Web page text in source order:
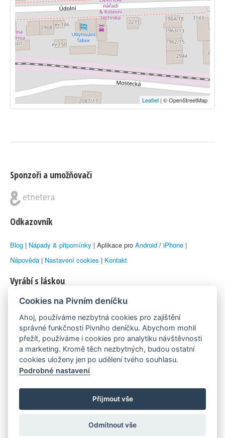
Leaflet | © OpenStreetMap
Sponzoři a umožňovači
Odkazovník
Blog | Nápady & připomínky | Aplikace pro Android / iPhone |
Nápověda | Nastavení cookies | Kontakt
Vyrábí s láskou
© 2010–2026 byLukáš Zemanaka Emka
Máme rádi
Pivní.info
Poznámka pod čarou
Pivní deníček je nezávislý zdroj, který není spjat s žádným
konkrétním pivovarem ani restaurací. Názory uživatelů nemusí nutně
reprezentovat názory tvůrců Deníčku.
Cookies na Pivním deníčku
Ahoj, používáme nezbytná cookies pro zajištění
správné funkčnosti Pivního deníčku. Abychom mohli
přežít, používáme i cookies pro analytiku návštěvnosti
a marketing. Kromě těch nezbytných, budou ostatní
cookies uloženy jen po udělení tvého souhlasu.
Podrobné nastavení
Přijmout vše
Odmítnout vše